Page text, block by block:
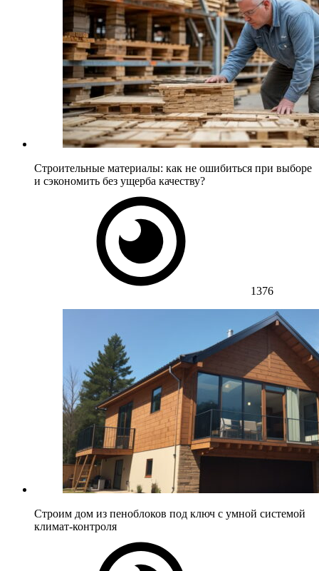
Строительные материалы: как не ошибиться при выборе
и сэкономить без ущерба качеству?
1376
Строим дом из пеноблоков под ключ с умной системой
климат-контроля